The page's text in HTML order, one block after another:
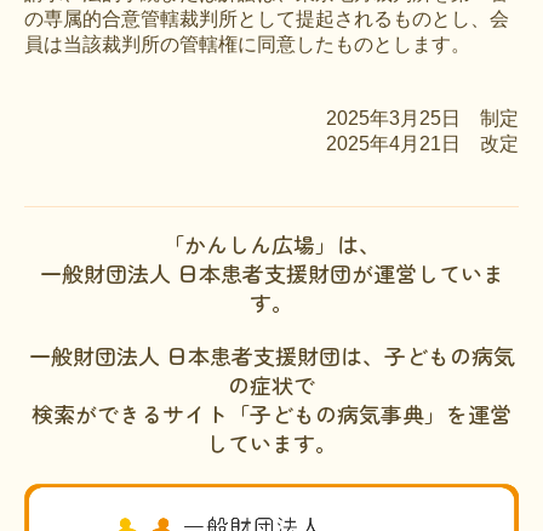
の専属的合意管轄裁判所として提起されるものとし、会
員は当該裁判所の管轄権に同意したものとします。
2025年3月25日 制定
2025年4月21日 改定
「かんしん広場」は、
一般財団法人 日本患者支援財団が運営していま
す。
一般財団法人 日本患者支援財団は、子どもの病気
の症状で
検索ができるサイト「子どもの病気事典」を運営
しています。